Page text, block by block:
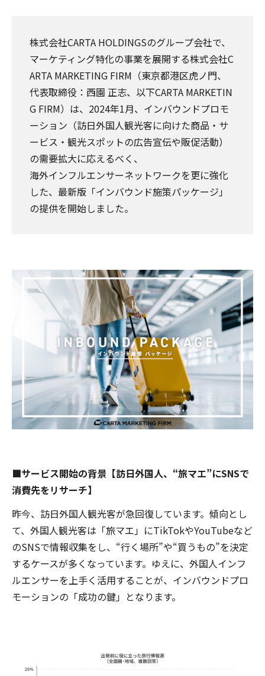
株式会社CARTA HOLDINGSのグループ会社で、
マーケティング特化の事業を展開する株式会社C
ARTA MARKETING FIRM（東京都港区虎ノ門、
代表取締役：西園 正志、以下CARTA MARKETIN
G FIRM）は、2024年1月、インバウンドプロモ
ーション（訪日外国人観光客に向けた商品・サ
ービス・観光スポットの広告宣伝や販促活動）
の需要拡大に応えるべく、
海外インフルエンサーネットワークを更に強化
した、最新版「インバウンド施策パッケージ」
の提供を開始しました。
■サービス開始の背景【訪日外国人、“旅マエ”にSNSで
消費先をリサーチ】
昨今、訪日外国人観光客が急回復しています。傾向とし
て、外国人観光客は「旅マエ」にTikTokやYouTubeなど
のSNSで情報収集をし、“行く場所”や“買うもの”を決定
するケースが多くなっています。ゆえに、外国人インフ
ルエンサーを上手く活用することが、インバウンドプロ
モーションの「成功の鍵」となります。